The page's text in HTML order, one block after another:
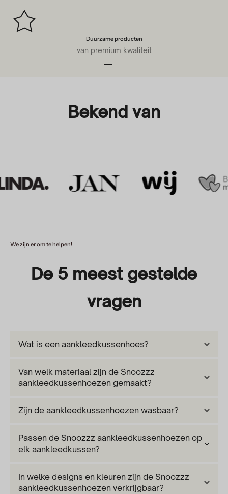
Duurzame producten
van premium kwaliteit
Bekend van
We zijn er om te helpen!
De 5 meest gestelde
vragen
Wat is een aankleedkussenhoes?
Van welk materiaal zijn de Snoozzz
aankleedkussenhoezen gemaakt?
Zijn de aankleedkussenhoezen wasbaar?
Passen de Snoozzz aankleedkussenhoezen op
elk aankleedkussen?
In welke designs en kleuren zijn de Snoozzz
aankleedkussenhoezen verkrijgbaar?